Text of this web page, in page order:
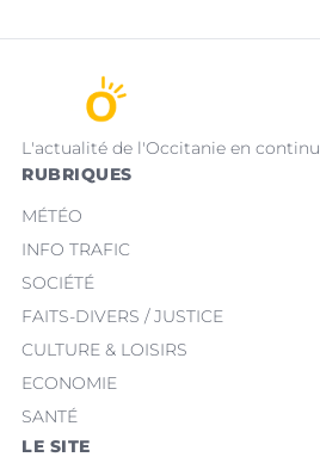
L'actualité de l'Occitanie en continu
RUBRIQUES
MÉTÉO
INFO TRAFIC
SOCIÉTÉ
FAITS-DIVERS / JUSTICE
CULTURE & LOISIRS
ECONOMIE
SANTÉ
LE SITE